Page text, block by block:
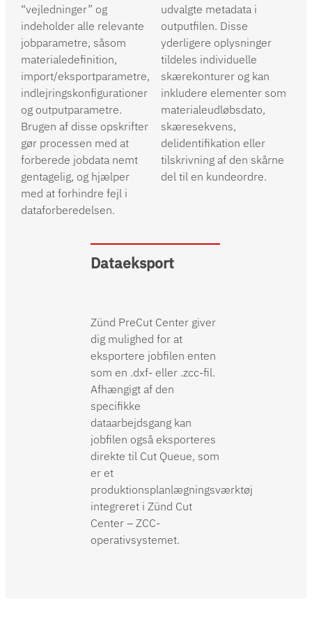
“vejledninger” og
indeholder alle relevante
jobparametre, såsom
materialedefinition,
import/eksportparametre,
indlejringskonfigurationer
og outputparametre.
Brugen af disse opskrifter
gør processen med at
forberede jobdata nemt
gentagelig, og hjælper
med at forhindre fejl i
dataforberedelsen.
udvalgte metadata i
outputfilen. Disse
yderligere oplysninger
tildeles individuelle
skærekonturer og kan
inkludere elementer som
materialeudløbsdato,
skæresekvens,
delidentifikation eller
tilskrivning af den skårne
del til en kundeordre.
Dataeksport
Zünd PreCut Center giver
dig mulighed for at
eksportere jobfilen enten
som en .dxf- eller .zcc-fil.
Afhængigt af den
specifikke
dataarbejdsgang kan
jobfilen også eksporteres
direkte til Cut Queue, som
er et
produktionsplanlægningsværktøj
integreret i Zünd Cut
Center – ZCC-
operativsystemet.